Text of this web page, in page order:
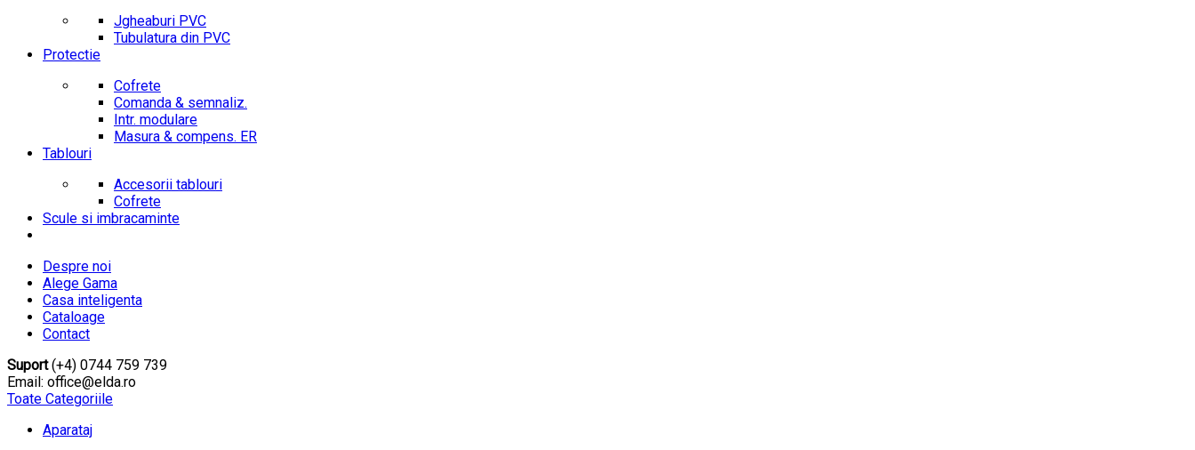
Jgheaburi PVC
Tubulatura din PVC
Protectie
Cofrete
Comanda & semnaliz.
Intr. modulare
Masura & compens. ER
Tablouri
Accesorii tablouri
Cofrete
Scule si imbracaminte
Despre noi
Alege Gama
Casa inteligenta
Cataloage
Contact
Suport(+4) 0744 759 739
Email: office@elda.ro
Toate Categoriile
Aparataj